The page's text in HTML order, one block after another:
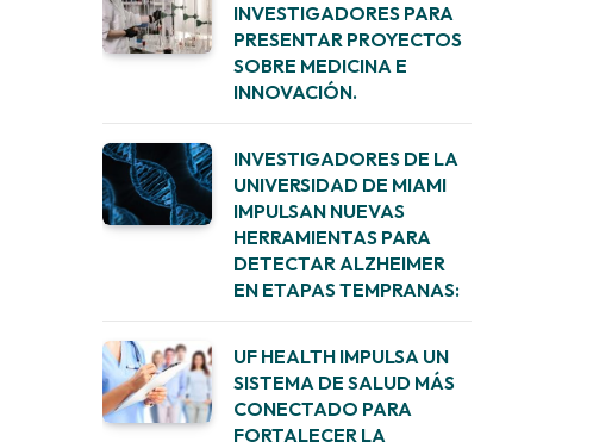
INVESTIGADORES PARA
PRESENTAR PROYECTOS
SOBRE MEDICINA E
INNOVACIÓN.
INVESTIGADORES DE LA
UNIVERSIDAD DE MIAMI
IMPULSAN NUEVAS
HERRAMIENTAS PARA
DETECTAR ALZHEIMER
EN ETAPAS TEMPRANAS:
UF HEALTH IMPULSA UN
SISTEMA DE SALUD MÁS
CONECTADO PARA
FORTALECER LA